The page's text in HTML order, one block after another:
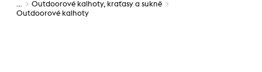
…
Outdoorové kalhoty, kraťasy a sukně
Outdoorové kalhoty